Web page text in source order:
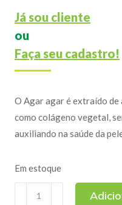
Já sou cliente
ou
Faça seu cadastro!
O Agar agar é extraído de
como colágeno vegetal,
auxiliando na saúde da
Em estoque